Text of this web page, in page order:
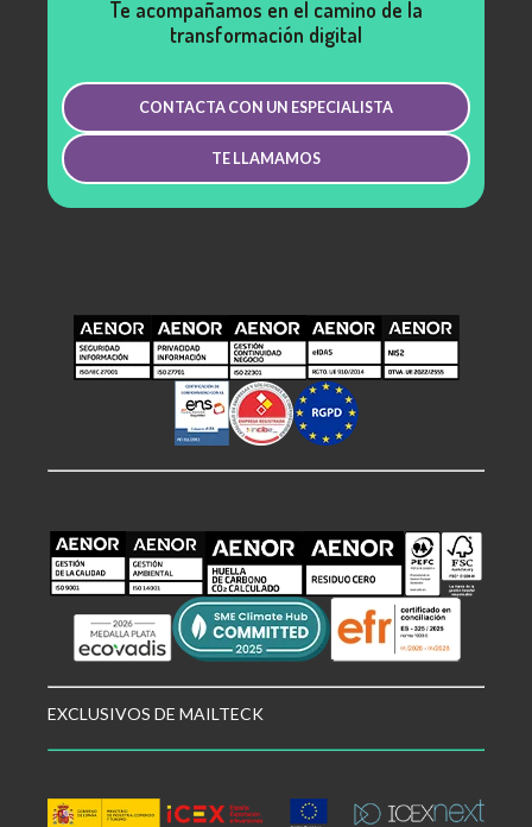
Te acompañamos en el camino de la
transformación digital
CONTACTA CON UN ESPECIALISTA
TE LLAMAMOS
EXCLUSIVOS DE MAILTECK